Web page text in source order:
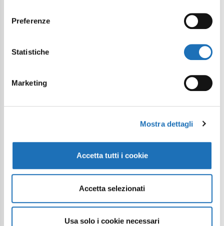
Preferenze
Statistiche
Marketing
Mostra dettagli
Accetta tutti i cookie
Accetta selezionati
Usa solo i cookie necessari